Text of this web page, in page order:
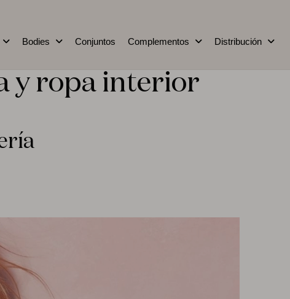
Bodies Conjuntos Complementos Distribución
y ropa interior